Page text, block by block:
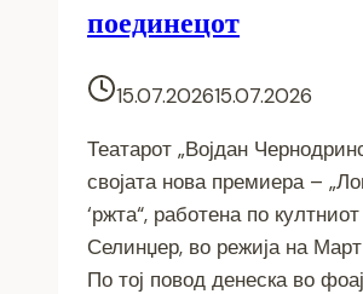
поединецот
15.07.202615.07.2026
Театарот „Војдан
својата нова премиера –
‘ржта“, работена по
Селинџер, во режија на
По тој повод денеска во